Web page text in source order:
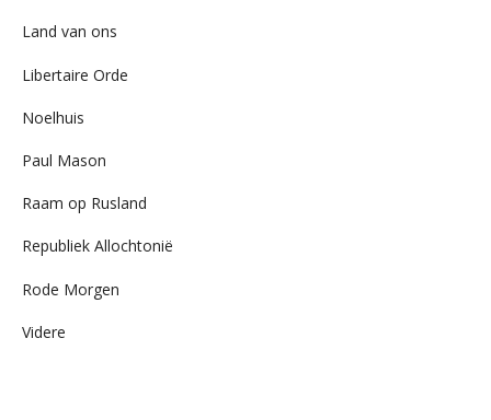
Land van ons
Libertaire Orde
Noelhuis
Paul Mason
Raam op Rusland
Republiek Allochtonië
Rode Morgen
Videre